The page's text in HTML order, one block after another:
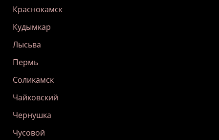
Краснокамск
Кудымкар
Лысьва
Пермь
Соликамск
Чайковский
Чернушка
Чусовой